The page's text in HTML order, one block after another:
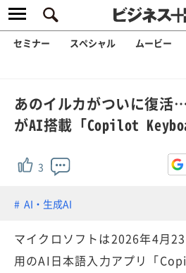
セミナー スペシャル ムービー
あのイルカがついに復活
がAI搭載「Copilot
3
AI・生成AI
マイクロソフトは2026年4月
用のAI日本語入力アプリ「